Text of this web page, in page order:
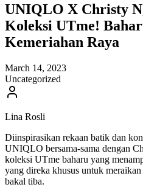
UNIQLO X Christy
Koleksi UTme!
Kemeriahan Raya
March 14, 2023
Uncategorized
Lina Rosli
Diinspirasikan rekaan batik dan
UNIQLO bersama-sama dengan
koleksi UTme baharu yang
yang direka khusus untuk
bakal tiba.